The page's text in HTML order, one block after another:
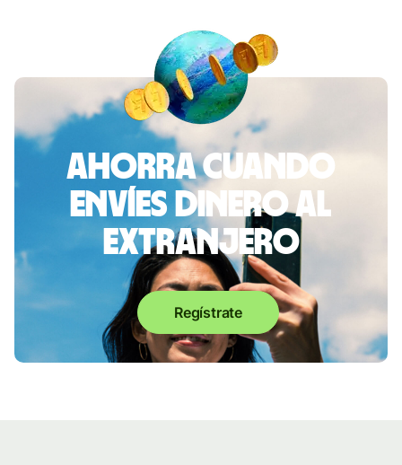
Ahorra cuando
envíes dinero al
extranjero
Regístrate